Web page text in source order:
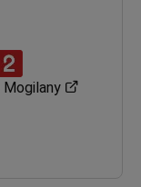
Mogilany